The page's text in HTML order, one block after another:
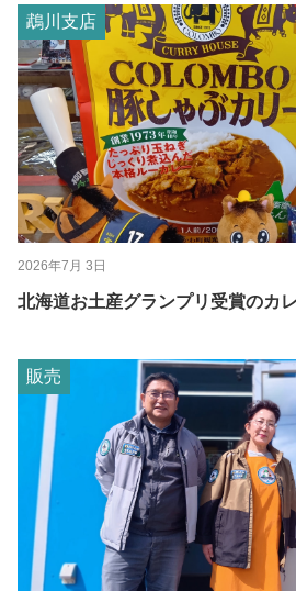
鵡川支店
2026年7月 3日
北海道お土産グランプリ受賞のカ
販売